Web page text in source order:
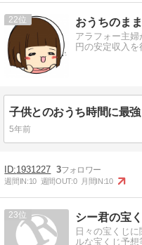
22
アラフォー主
円の安定収入
5年前
1931227 3
週間IN:10 週間OUT:0 月間IN:10
23 シー君の宝
日々の宝くじ
ルな宝くじ予想